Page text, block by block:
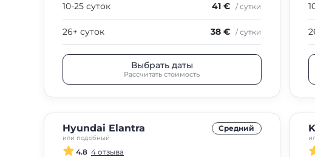
10-25 суток 41 € / сутки
26+ суток 38 € / сутки
Выбрать даты
Рассчитать стоимость
Hyundai Elantra
или подобный
Средний
4.8 4 отзыва